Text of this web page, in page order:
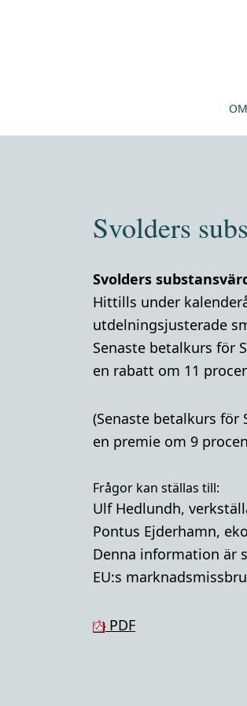
Svolders
Svolders
Hittills under
utdelningsjusterade
Senaste betalkurs för
en rabatt om 11
(Senaste betalkurs för
en premie om 9
Frågor kan ställas till:
Ulf Hedlundh,
Pontus Ejderhamn,
Denna information är
EU:s
PDF